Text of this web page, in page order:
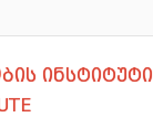
ინსტიტუტი